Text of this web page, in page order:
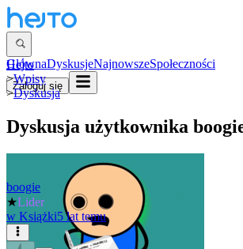
GłównaDyskusjeNajnowszeSpołeczności
Zaloguj się
Hejto
>Wpisy
>Dyskusja
Dyskusja użytkownika
boogie
★Lider
w Książki5 lat temu